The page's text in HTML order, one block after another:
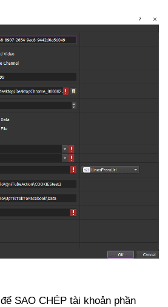
để SAO CHÉP tài khoản phần